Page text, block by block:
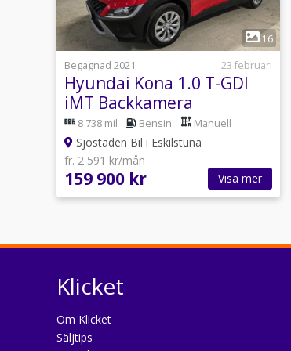
1
16
Begagnad 2021
23 februari
Hyundai Kona 1.0 T-GDI
iMT Backkamera
Motorvärmare Carplay
8 738 mil Bensin Manuell
Sjöstaden Bil i Eskilstuna
fr. 2 591 kr/mån
159 900 kr Visa mer
Klicket
Om Klicket
Säljtips